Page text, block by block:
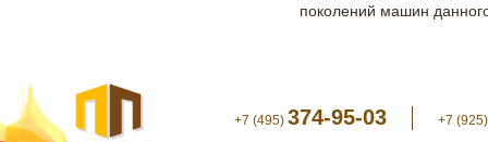
поколений машин
+7 (495) 374-95-03 +7